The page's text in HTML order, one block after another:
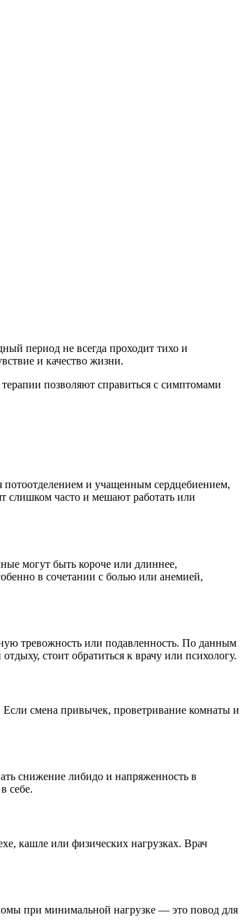
период не всегда проходит тихо и
и качество жизни.
позволяют справиться с симптомами
и учащенным сердцебиением,
слишком часто и мешают работать или
могут быть короче или длиннее,
в сочетании с болью или анемией,
тревожность или подавленность. По данным
стоит обратиться к врачу или психологу.
смена привычек, проветривание комнаты и
снижение либидо и напряженность в
себе.
кашле или физических нагрузках. Врач
при минимальной нагрузке — это повод для